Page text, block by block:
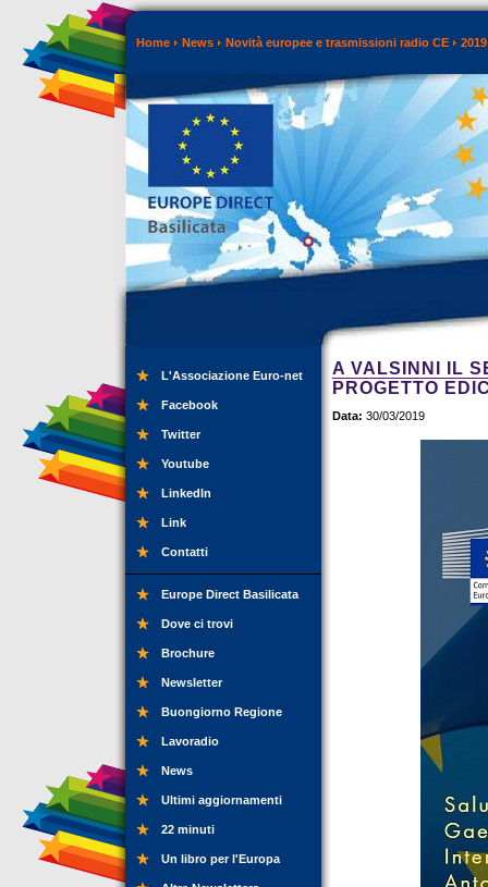
Home News Novità europee e trasmissioni radio CE 2019
L'Associazione Euro-net
Facebook
Twitter
Youtube
LinkedIn
Link
Contatti
Europe Direct Basilicata
Dove ci trovi
Brochure
Newsletter
Buongiorno Regione
Lavoradio
News
Ultimi aggiornamenti
22 minuti
Un libro per l'Europa
A VALSINNI IL
PROGETTO
Data: 30/03/2019